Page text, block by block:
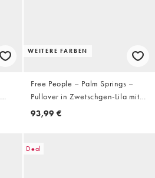
WEITERE FARBEN
Free People – Palm Springs –
Pullover in Zwetschgen-Lila mit
Stehkragen
93,99 €
Deal